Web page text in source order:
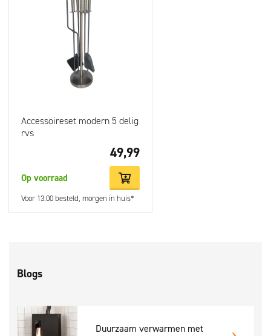
Accessoireset modern 5 delig
rvs
49,99
Op voorraad
Voor 13:00 besteld, morgen in huis*
Blogs
Duurzaam verwarmen met